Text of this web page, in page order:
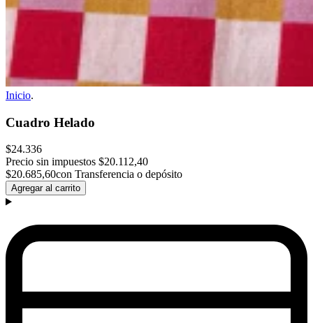
Inicio.
Cuadro Helado
$24.336
Precio sin impuestos $20.112,40
$20.685,60con Transferencia o depósito
Agregar al carrito